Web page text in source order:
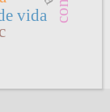
vida